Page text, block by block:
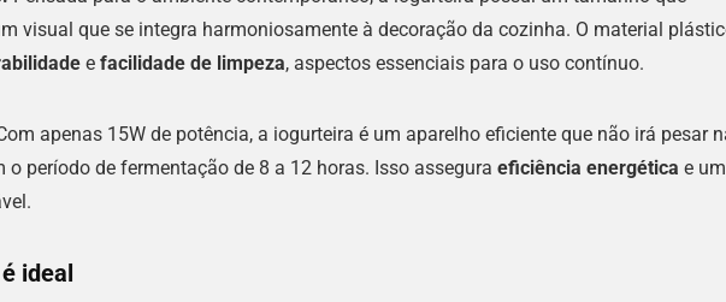
visual que se integra harmoniosamente à decoração da cozinha. O material
e facilidade de limpeza, aspectos essenciais para o uso contínuo.
apenas 15W de potência, a iogurteira é um aparelho eficiente que não irá pesar
período de fermentação de 8 a 12 horas. Isso assegura eficiência energética e um
ideal